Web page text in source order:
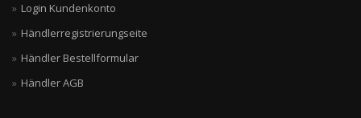
Login Kundenkonto
Händlerregistrierungseite
Händler Bestellformular
Händler AGB